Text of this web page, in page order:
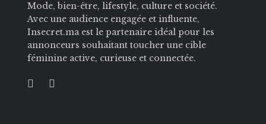
Mode, bien-être, lifestyle, culture et société.
Avec une audience engagée et influente,
Insecret.ma est le partenaire idéal pour les
annonceurs souhaitant toucher une cible
féminine active, curieuse et connectée.